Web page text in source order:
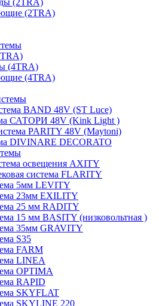
(2TRA)
(2TRA)
(4TRA)
(4TRA)
BAND 48V (ST Luce)
САТОРИ 48V (Kink Light )
PARITY 48V (Maytoni)
DIVINARE DECORATO
освещения AXITY
система FLARITY
5мм LEVITY
23мм EXILITY
25 мм RADITY
15 мм BASITY (низковольтная )
35мм GRAVITY
S35
FARM
LINEA
OPTIMA
RAPID
SKYFLAT
SKYLINE 220